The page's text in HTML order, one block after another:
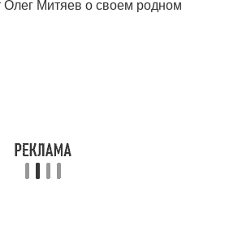
Олег Митяев о своем родном